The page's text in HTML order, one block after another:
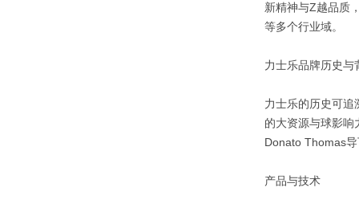
新精神与Z越品质
等多个行业域。
力士乐品牌历史与
力士乐的历史可
的大资源与球影响
Donato Thomas
产品与技术